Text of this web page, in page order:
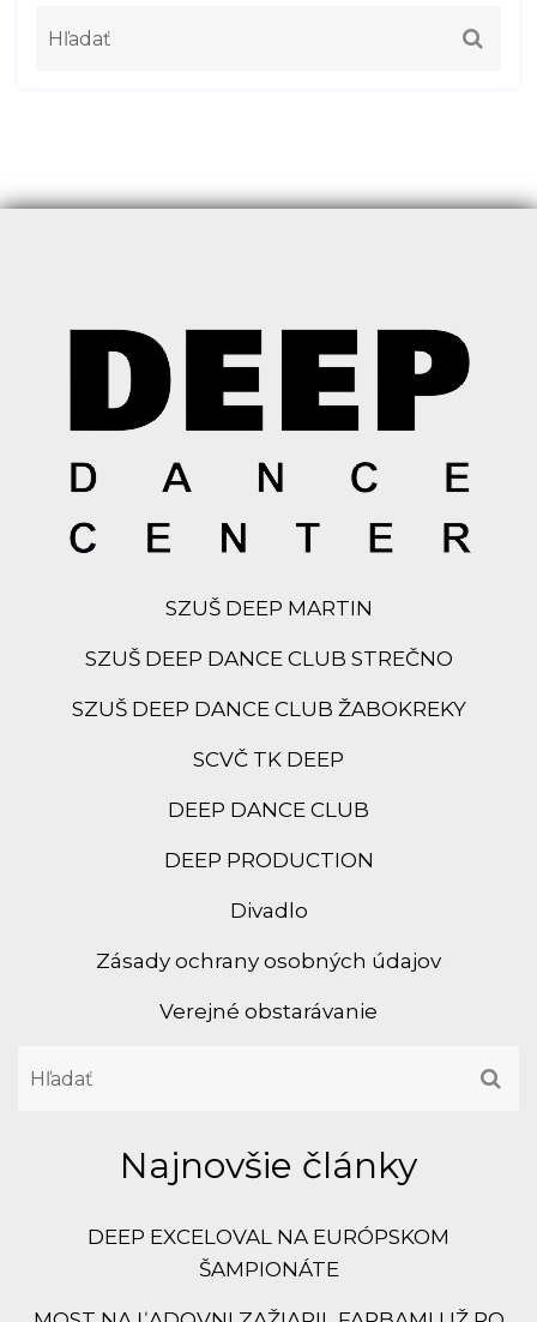
SZUŠ DEEP MARTIN
SZUŠ DEEP DANCE CLUB STREČNO
SZUŠ DEEP DANCE CLUB ŽABOKREKY
SCVČ TK DEEP
DEEP DANCE CLUB
DEEP PRODUCTION
Divadlo
Zásady ochrany osobných údajov
Verejné obstarávanie
Najnovšie články
DEEP EXCELOVAL NA EURÓPSKOM
ŠAMPIONÁTE